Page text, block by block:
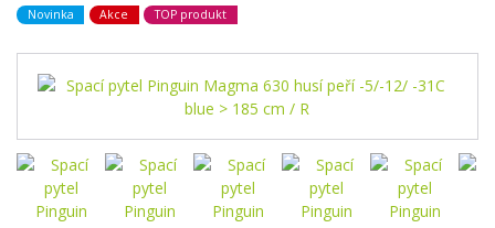
Novinka Akce TOP produkt